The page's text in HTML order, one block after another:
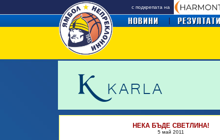
с подкрепата на
НЕКА БЪДЕ СВЕТЛИНА!
5 май 2011